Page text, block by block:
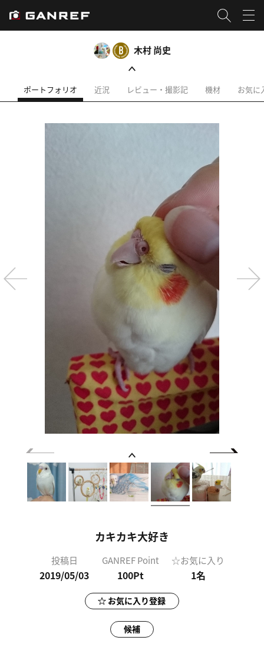
木村 尚史
ポートフォリオ 近況 レビュー・撮影記 機材 お気に
カキカキ大好き
投稿日
2019/05/03
GANREF Point
100Pt
☆お気に入り
1名
お気に入り登録
候補